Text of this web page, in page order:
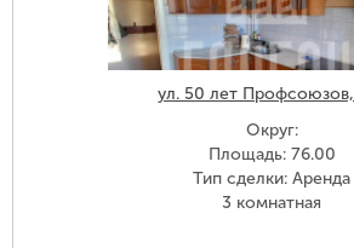
ул. 50 лет
Округ:
Площадь: 76.00
Тип сделки: Аренда
3 комнатная